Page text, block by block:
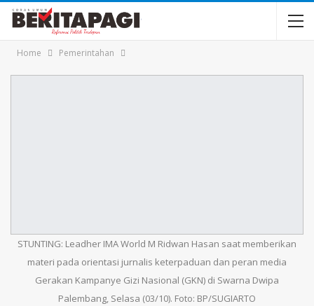
Home Pemerintahan
STUNTING: Leadher IMA World M Ridwan Hasan saat memberikan
materi pada orientasi jurnalis keterpaduan dan peran media
Gerakan Kampanye Gizi Nasional (GKN) di Swarna Dwipa
Palembang, Selasa (03/10). Foto: BP/SUGIARTO